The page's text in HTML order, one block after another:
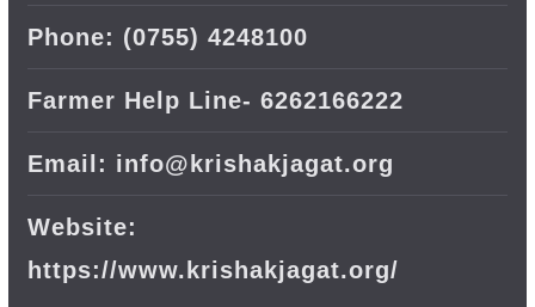
Phone: (0755) 4248100
Farmer Help Line- 6262166222
Email: info@krishakjagat.org
Website:
https://www.krishakjagat.org/